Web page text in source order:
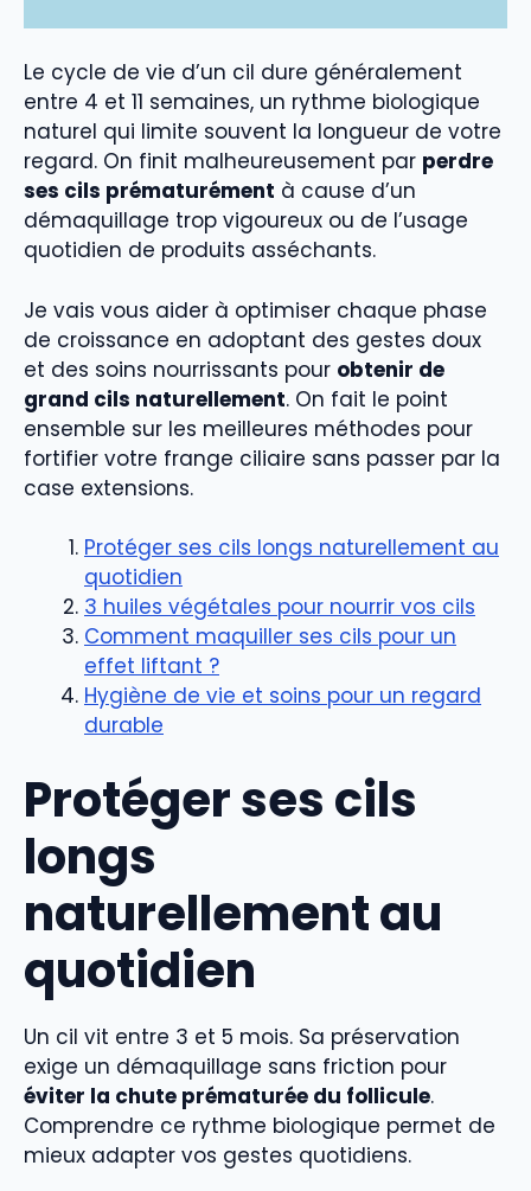
Le cycle de vie d’un cil dure généralement
entre 4 et 11 semaines, un rythme biologique
naturel qui limite souvent la longueur de votre
regard. On finit malheureusement par perdre
ses cils prématurément à cause d’un
démaquillage trop vigoureux ou de l’usage
quotidien de produits asséchants.
Je vais vous aider à optimiser chaque phase
de croissance en adoptant des gestes doux
et des soins nourrissants pour obtenir de
grand cils naturellement. On fait le point
ensemble sur les meilleures méthodes pour
fortifier votre frange ciliaire sans passer par la
case extensions.
Protéger ses cils longs naturellement au
quotidien
3 huiles végétales pour nourrir vos cils
Comment maquiller ses cils pour un
effet liftant ?
Hygiène de vie et soins pour un regard
durable
Protéger ses cils
longs
naturellement au
quotidien
Un cil vit entre 3 et 5 mois. Sa préservation
exige un démaquillage sans friction pour
éviter la chute prématurée du follicule.
Comprendre ce rythme biologique permet de
mieux adapter vos gestes quotidiens.